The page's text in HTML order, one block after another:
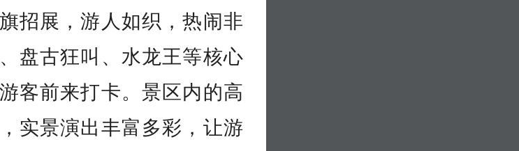
招展，游人如织，热闹非
盘古狂叫、水龙王等核心
客前来打卡。景区内的高
实景演出丰富多彩，让游